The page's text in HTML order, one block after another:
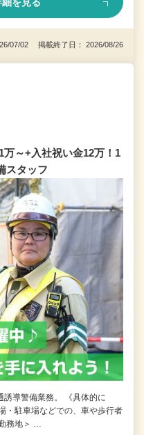
07/02 掲載終了日： 2026/08/26
～+入社祝い金12万！1
スタッフ
誘導警備業務。 《具体的に
駐車場などでの、車や歩行者
務地＞ …